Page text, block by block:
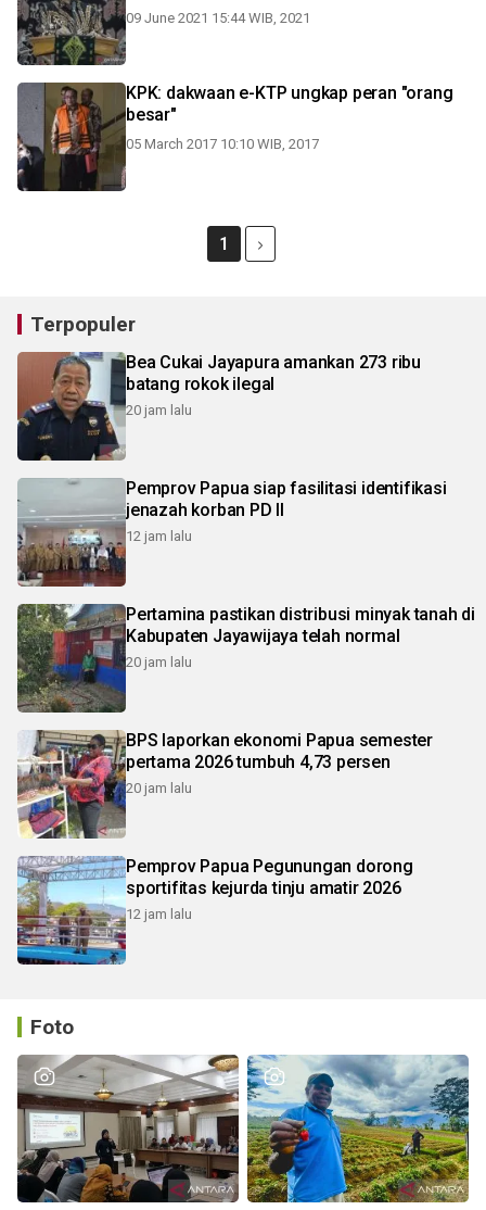
09 June 2021 15:44 WIB, 2021
KPK: dakwaan e-KTP ungkap peran "orang
besar"
05 March 2017 10:10 WIB, 2017
1
Terpopuler
Bea Cukai Jayapura amankan 273 ribu
batang rokok ilegal
20 jam lalu
Pemprov Papua siap fasilitasi identifikasi
jenazah korban PD II
12 jam lalu
Pertamina pastikan distribusi minyak tanah di
Kabupaten Jayawijaya telah normal
20 jam lalu
BPS laporkan ekonomi Papua semester
pertama 2026 tumbuh 4,73 persen
20 jam lalu
Pemprov Papua Pegunungan dorong
sportifitas kejurda tinju amatir 2026
12 jam lalu
Foto